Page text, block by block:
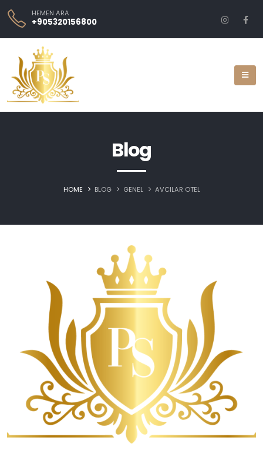
HEMEN ARA
+905320156800
Blog
HOME BLOG GENEL AVCILAR OTEL